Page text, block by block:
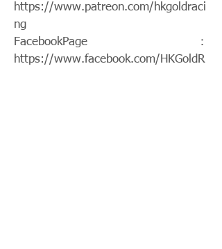
https://www.patreon.com/hkgoldraci
ng
FacebookPage：
https://www.facebook.com/HKGoldR